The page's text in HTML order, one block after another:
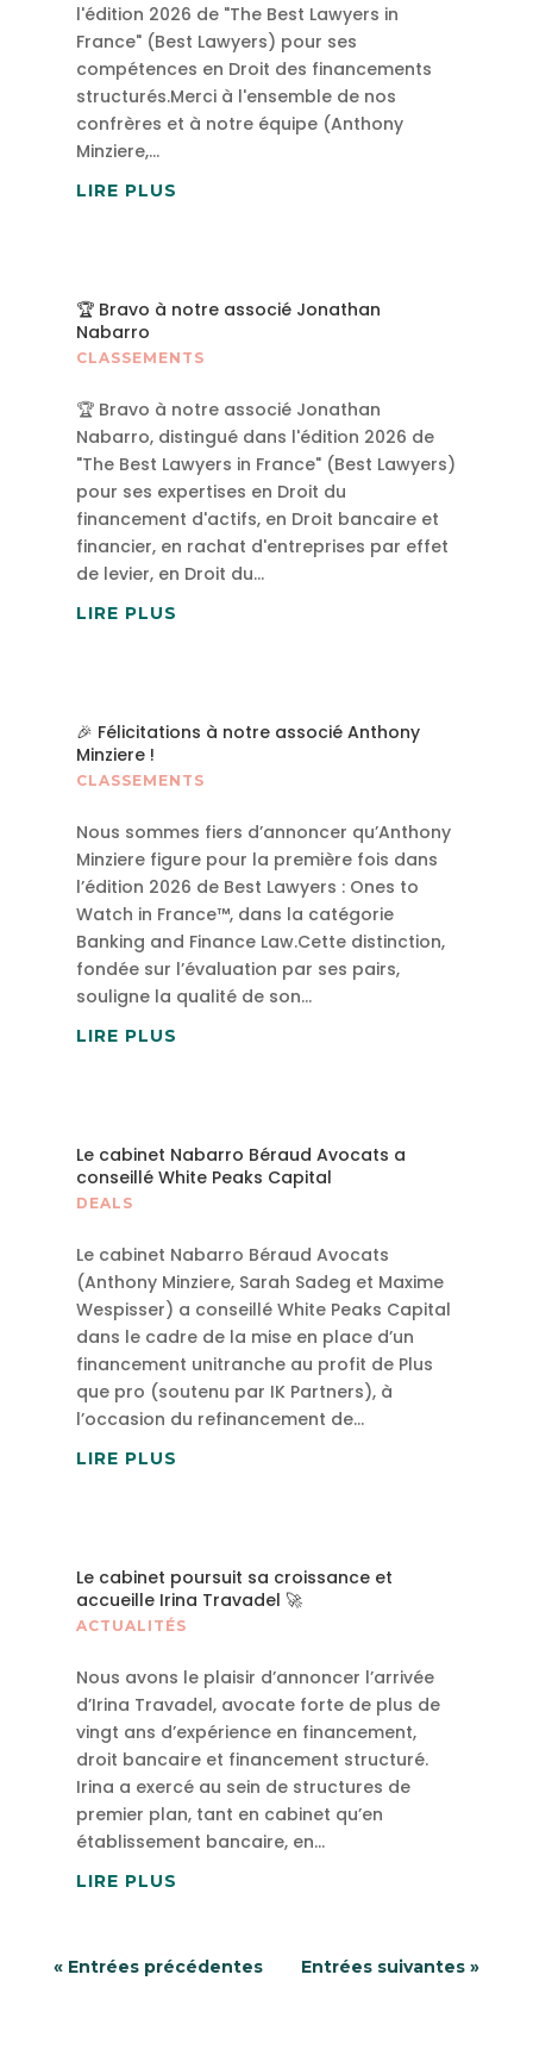
l'édition 2026 de "The Best Lawyers in
France" (Best Lawyers) pour ses
compétences en Droit des financements
structurés.Merci à l'ensemble de nos
confrères et à notre équipe (Anthony
Minziere,...
LIRE PLUS
🏆 Bravo à notre associé Jonathan
Nabarro
CLASSEMENTS
🏆 Bravo à notre associé Jonathan
Nabarro, distingué dans l'édition 2026 de
"The Best Lawyers in France" (Best Lawyers)
pour ses expertises en Droit du
financement d'actifs, en Droit bancaire et
financier, en rachat d'entreprises par effet
de levier, en Droit du...
LIRE PLUS
🎉 Félicitations à notre associé Anthony
Minziere !
CLASSEMENTS
Nous sommes fiers d’annoncer qu’Anthony
Minziere figure pour la première fois dans
l’édition 2026 de Best Lawyers : Ones to
Watch in France™, dans la catégorie
Banking and Finance Law.Cette distinction,
fondée sur l’évaluation par ses pairs,
souligne la qualité de son...
LIRE PLUS
Le cabinet Nabarro Béraud Avocats a
conseillé White Peaks Capital
DEALS
Le cabinet Nabarro Béraud Avocats
(Anthony Minziere, Sarah Sadeg et Maxime
Wespisser) a conseillé White Peaks Capital
dans le cadre de la mise en place d’un
financement unitranche au profit de Plus
que pro (soutenu par IK Partners), à
l’occasion du refinancement de...
LIRE PLUS
Le cabinet poursuit sa croissance et
accueille Irina Travadel 🚀
ACTUALITÉS
Nous avons le plaisir d’annoncer l’arrivée
d’Irina Travadel, avocate forte de plus de
vingt ans d’expérience en financement,
droit bancaire et financement structuré.
Irina a exercé au sein de structures de
premier plan, tant en cabinet qu’en
établissement bancaire, en...
LIRE PLUS
« Entrées précédentes Entrées suivantes »